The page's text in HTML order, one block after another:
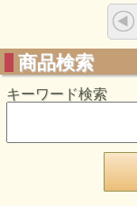
商品検索
キーワード検索